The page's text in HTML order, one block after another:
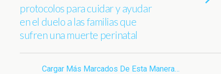
protocolos para cuidar y ayudar
en el duelo a las familias que
sufren una muerte perinatal
Cargar Más Marcados De Esta Manera…